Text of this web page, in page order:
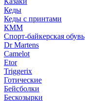
Кеды
Кеды с принтами
КММ
Спорт-байкерская обувь
Dr Martens
Camelot
Etor
Triggerix
Готические
Бейсболки
Бескозырки